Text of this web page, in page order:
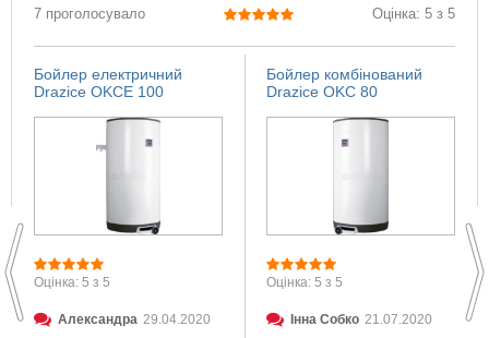
7 проголосувало Оцінка: 5 з 5
Бойлер електричний
Drazice OKCE 100
Оцінка: 5 з 5
Александра 29.04.2020
Бойлер комбінований
Drazice OKC 80
Оцінка: 5 з 5
Інна Собко 21.07.2020